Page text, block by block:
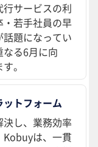
サービスの利
若手社員の早
題になってい
なる6月に向
。
トフォーム
し、業務効率
Kobuyは、一貫